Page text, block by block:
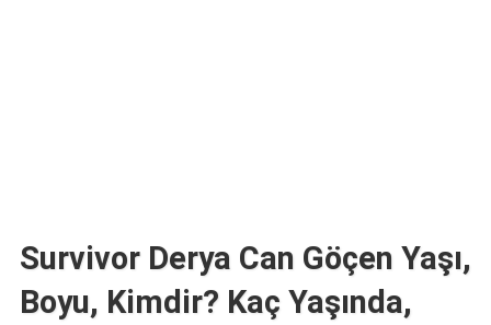
Survivor Derya Can Göçen Yaşı,
Boyu, Kimdir? Kaç Yaşında,